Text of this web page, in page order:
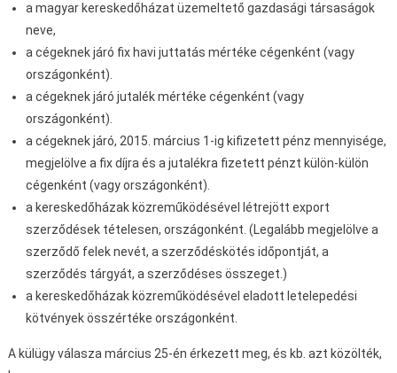
a magyar kereskedőházat üzemeltető gazdasági társaságok
neve,
a cégeknek járó fix havi juttatás mértéke cégenként (vagy
országonként).
a cégeknek járó jutalék mértéke cégenként (vagy
országonként).
a cégeknek járó, 2015. március 1-ig kifizetett pénz mennyisége,
megjelölve a fix díjra és a jutalékra fizetett pénzt külön-külön
cégenként (vagy országonként).
a kereskedőházak közreműködésével létrejött export
szerződések tételesen, országonként. (Legalább megjelölve a
szerződő felek nevét, a szerződéskötés időpontját, a
szerződés tárgyát, a szerződéses összeget.)
a kereskedőházak közreműködésével eladott letelepedési
kötvények összértéke országonként.
A külügy válasza március 25-én érkezett meg, és kb. azt közölték,